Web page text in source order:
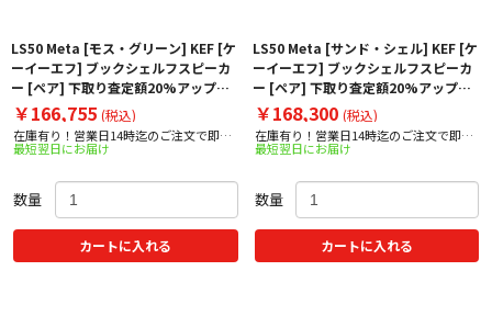
LS50 Meta [モス・グリーン] KEF [ケ
ーイーエフ] ブックシェルフスピーカ
ー [ペア] 下取り査定額20%アップ実
施中！
￥166,755 (税込)
在庫有り！営業日14時迄のご注文で即日
出荷！
最短翌日にお届け
数量
カートに入れる
LS50 Meta [サンド・シェル] KEF [ケ
ーイーエフ] ブックシェルフスピーカ
ー [ペア] 下取り査定額20%アップ実
施中！
￥168,300 (税込)
在庫有り！営業日14時迄のご注文で即日
出荷！
最短翌日にお届け
数量
カートに入れる